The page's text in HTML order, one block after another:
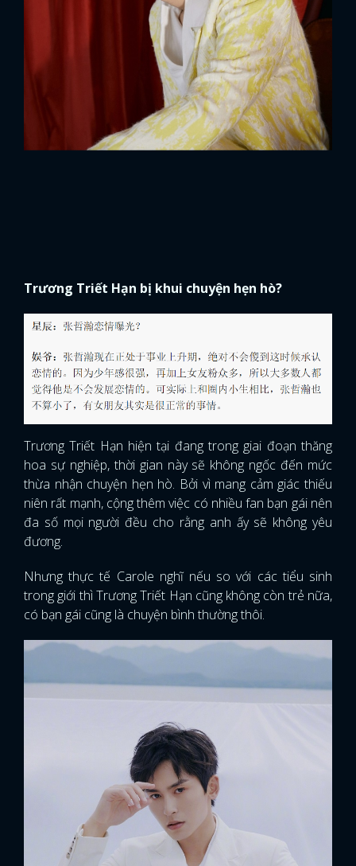
ĐĂNG NHẬP
Trương Triết Hạn bị khui chuyện hẹn hò?
Trương Triết Hạn hiện tại đang trong giai đoạn thăng
hoa sự nghiệp, thời gian này sẽ không ngốc đến mức
thừa nhận chuyện hẹn hò. Bởi vì mang cảm giác thiếu
niên rất mạnh, cộng thêm việc có nhiều fan bạn gái nên
đa số mọi người đều cho rằng anh ấy sẽ không yêu
đương.
Nhưng thực tế Carole nghĩ nếu so với các tiểu sinh
trong giới thì Trương Triết Hạn cũng không còn trẻ nữa,
có bạn gái cũng là chuyện bình thường thôi.